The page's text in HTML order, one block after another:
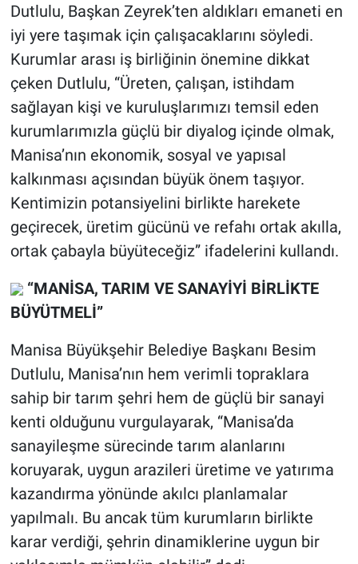
Dutlulu, Başkan Zeyrek’ten aldıkları emaneti en
iyi yere taşımak için çalışacaklarını söyledi.
Kurumlar arası iş birliğinin önemine dikkat
çeken Dutlulu, “Üreten, çalışan, istihdam
sağlayan kişi ve kuruluşlarımızı temsil eden
kurumlarımızla güçlü bir diyalog içinde olmak,
Manisa’nın ekonomik, sosyal ve yapısal
kalkınması açısından büyük önem taşıyor.
Kentimizin potansiyelini birlikte harekete
geçirecek, üretim gücünü ve refahı ortak akılla,
ortak çabayla büyüteceğiz” ifadelerini kullandı.
“MANİSA, TARIM VE SANAYİYİ BİRLİKTE
BÜYÜTMELİ”
Manisa Büyükşehir Belediye Başkanı Besim
Dutlulu, Manisa’nın hem verimli topraklara
sahip bir tarım şehri hem de güçlü bir sanayi
kenti olduğunu vurgulayarak, “Manisa’da
sanayileşme sürecinde tarım alanlarını
koruyarak, uygun arazileri üretime ve yatırıma
kazandırma yönünde akılcı planlamalar
yapılmalı. Bu ancak tüm kurumların birlikte
karar verdiği, şehrin dinamiklerine uygun bir